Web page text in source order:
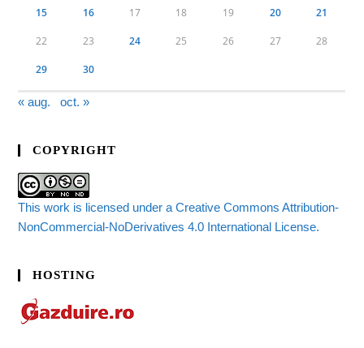
15 16 17 18 19 20 21
22 23 24 25 26 27 28
29 30
« aug. oct. »
COPYRIGHT
This work is licensed under a Creative Commons Attribution-
NonCommercial-NoDerivatives 4.0 International License.
HOSTING